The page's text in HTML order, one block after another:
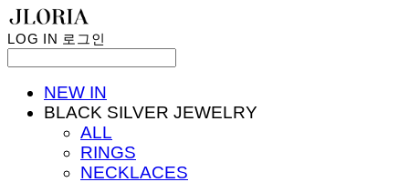
LOG IN 로그인
NEW IN
BLACK SILVER JEWELRY
ALL
RINGS
NECKLACES